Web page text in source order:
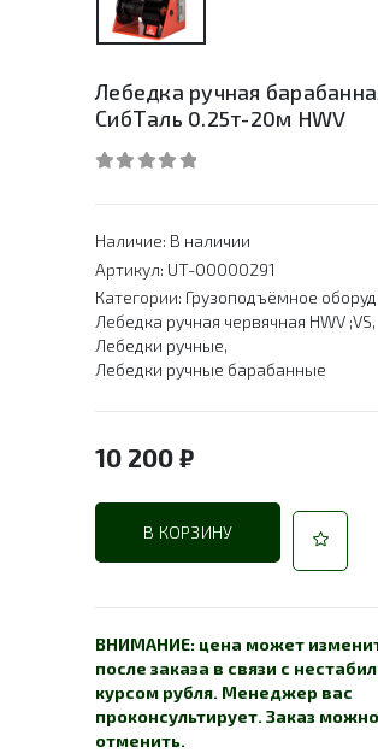
Лебедка ручная
СибТаль 0.25т-20м HWV
Наличие: В наличии
Артикул: UT-00000291
Категории: Грузоподъёмное
Лебедка ручная червячная HWV ;VS,
Лебедки ручные,
Лебедки ручные барабанные
10 200 ₽
В КОРЗИНУ
ВНИМАНИЕ: цена может
после заказа в связи с
курсом рубля. Менеджер вас
проконсультирует. Заказ можно
отменить.